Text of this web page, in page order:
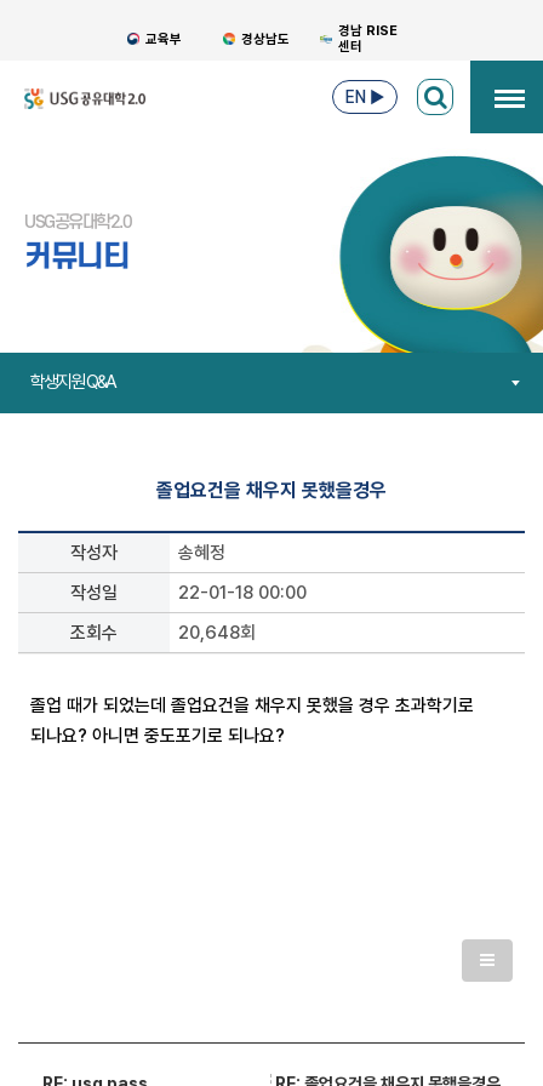
교육부 경상남도
경남 RISE
센터
EN ▶
USG공유대학2.0
커뮤니티
학생지원 Q&A
졸업요건을 채우지 못했을경우
작성자
송혜정
작성일
22-01-18 00:00
조회수
20,648회
졸업 때가 되었는데 졸업요건을 채우지 못했을 경우 초과학기로
되나요? 아니면 중도포기로 되나요?